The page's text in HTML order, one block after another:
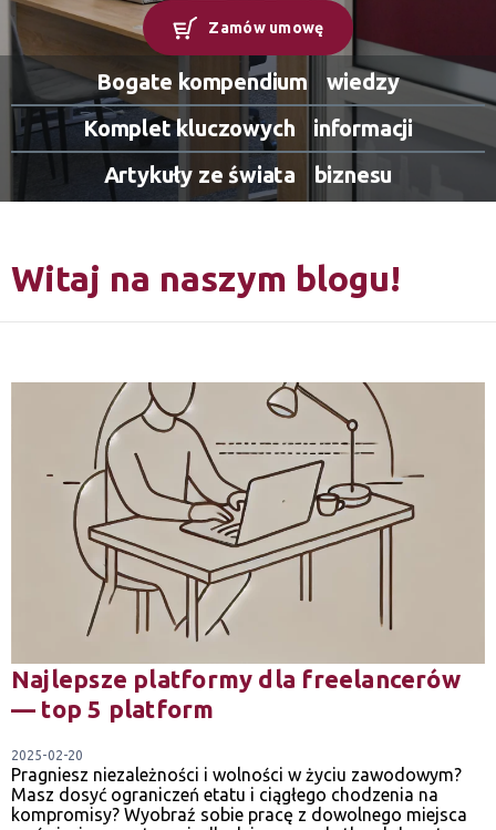
Bogate kompendium wiedzy
Komplet kluczowych informacji
Artykuły ze świata biznesu
Zamów umowę
Witaj na naszym blogu!
Najlepsze platformy dla freelancerów
— top 5 platform
2025-02-20
Pragniesz niezależności i wolności w życiu zawodowym?
Masz dosyć ograniczeń etatu i ciągłego chodzenia na
kompromisy? Wyobraź sobie pracę z dowolnego miejsca